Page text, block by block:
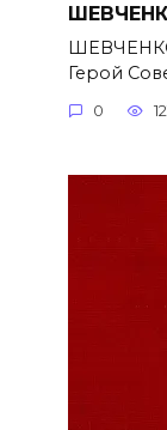
Герой
0